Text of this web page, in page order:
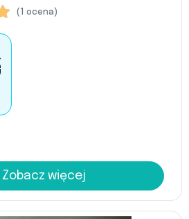
(1 ocena)
Zobacz więcej